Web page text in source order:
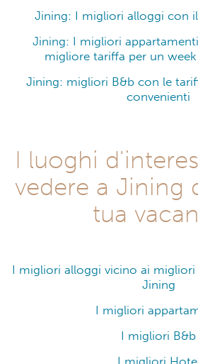
Jining: I migliori alloggi con
Jining: I migliori
migliore tariffa per un
Jining: migliori B&b con le
convenienti
I luoghi
vedere a Jining
tua
I migliori alloggi vicino ai migliori
Jining
I migliori
I migliori B&b